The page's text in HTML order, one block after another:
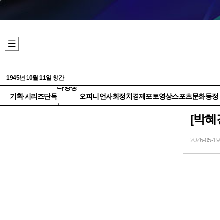
1945년 10월 11일 창간
기획·시리즈단독
다양성
+
오피니언사회정치 경제 포토영상스포츠문화동정
[박혜
2026-05-